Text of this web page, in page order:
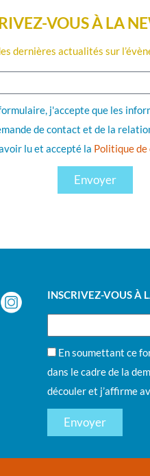
VOUS À LA
dernières actualités sur
j'accepte que les
de contact et de la
lu et accepté la Politique
Envoyer
INSCRIVEZ-VOUS À
En soumettant ce
dans le cadre de la
découler et j’affirme
Envoyer